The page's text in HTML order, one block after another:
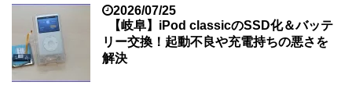
2026/07/25
【岐阜】iPod classicのSSD化＆バッテ
リー交換！起動不良や充電持ちの悪さを
解決